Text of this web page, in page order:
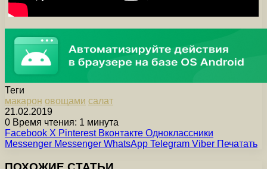
Теги
макарон овощами салат
21.02.2019
0 Время чтения: 1 минута
Facebook X Pinterest Вконтакте Одноклассники
Messenger Messenger WhatsApp Telegram Viber Печатать